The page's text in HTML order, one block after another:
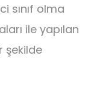
sınıf olma
ile yapılan
şekilde